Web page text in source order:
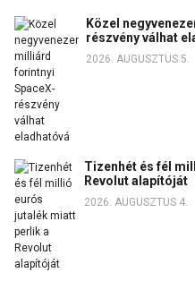
Közel
részvény válhat
2026. AUGUSZTUS 5.
Tizenhét és fél
Revolut alapítóját
2026. AUGUSZTUS 4.